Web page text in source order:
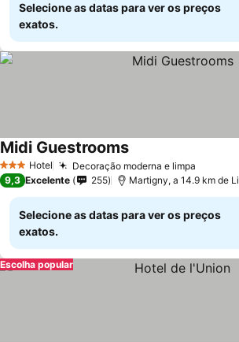
Selecione as datas para ver os preços
exatos.
3 EstrelasHotel Decoração moderna e limpa
Midi Guestrooms
9,3 Excelente 255 Martigny, a 14.9 km de
Selecione as datas para ver os preços
exatos.
Escolha popular